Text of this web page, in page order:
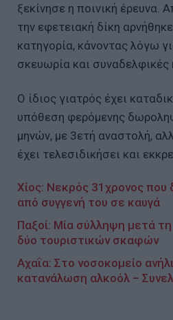
ξεκίνησε η ποινική έρευνα.
την εφετειακή δίκη
κατηγορία, κάνοντας λόγω
σκευωρία και συναδελφικές
Ο ίδιος γιατρός έχει
υπόθεση φερόμενης
μηνών, με 3ετή αναστολή,
έχει τελεσιδικήσει και
Χίος: Νεκρός 31χρονος που
από συγγενή του σε καυγά
Παξοί: Μία σύλληψη μετά
δύο τουριστικών σκαφών
Αχαΐα: Στο νοσοκομείο
κατανάλωση αλκοόλ –